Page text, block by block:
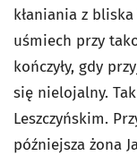
kłaniania z
uśmiech przy
kończyły, gdy
się nielojalny.
Leszczyńskim.
późniejsza żona